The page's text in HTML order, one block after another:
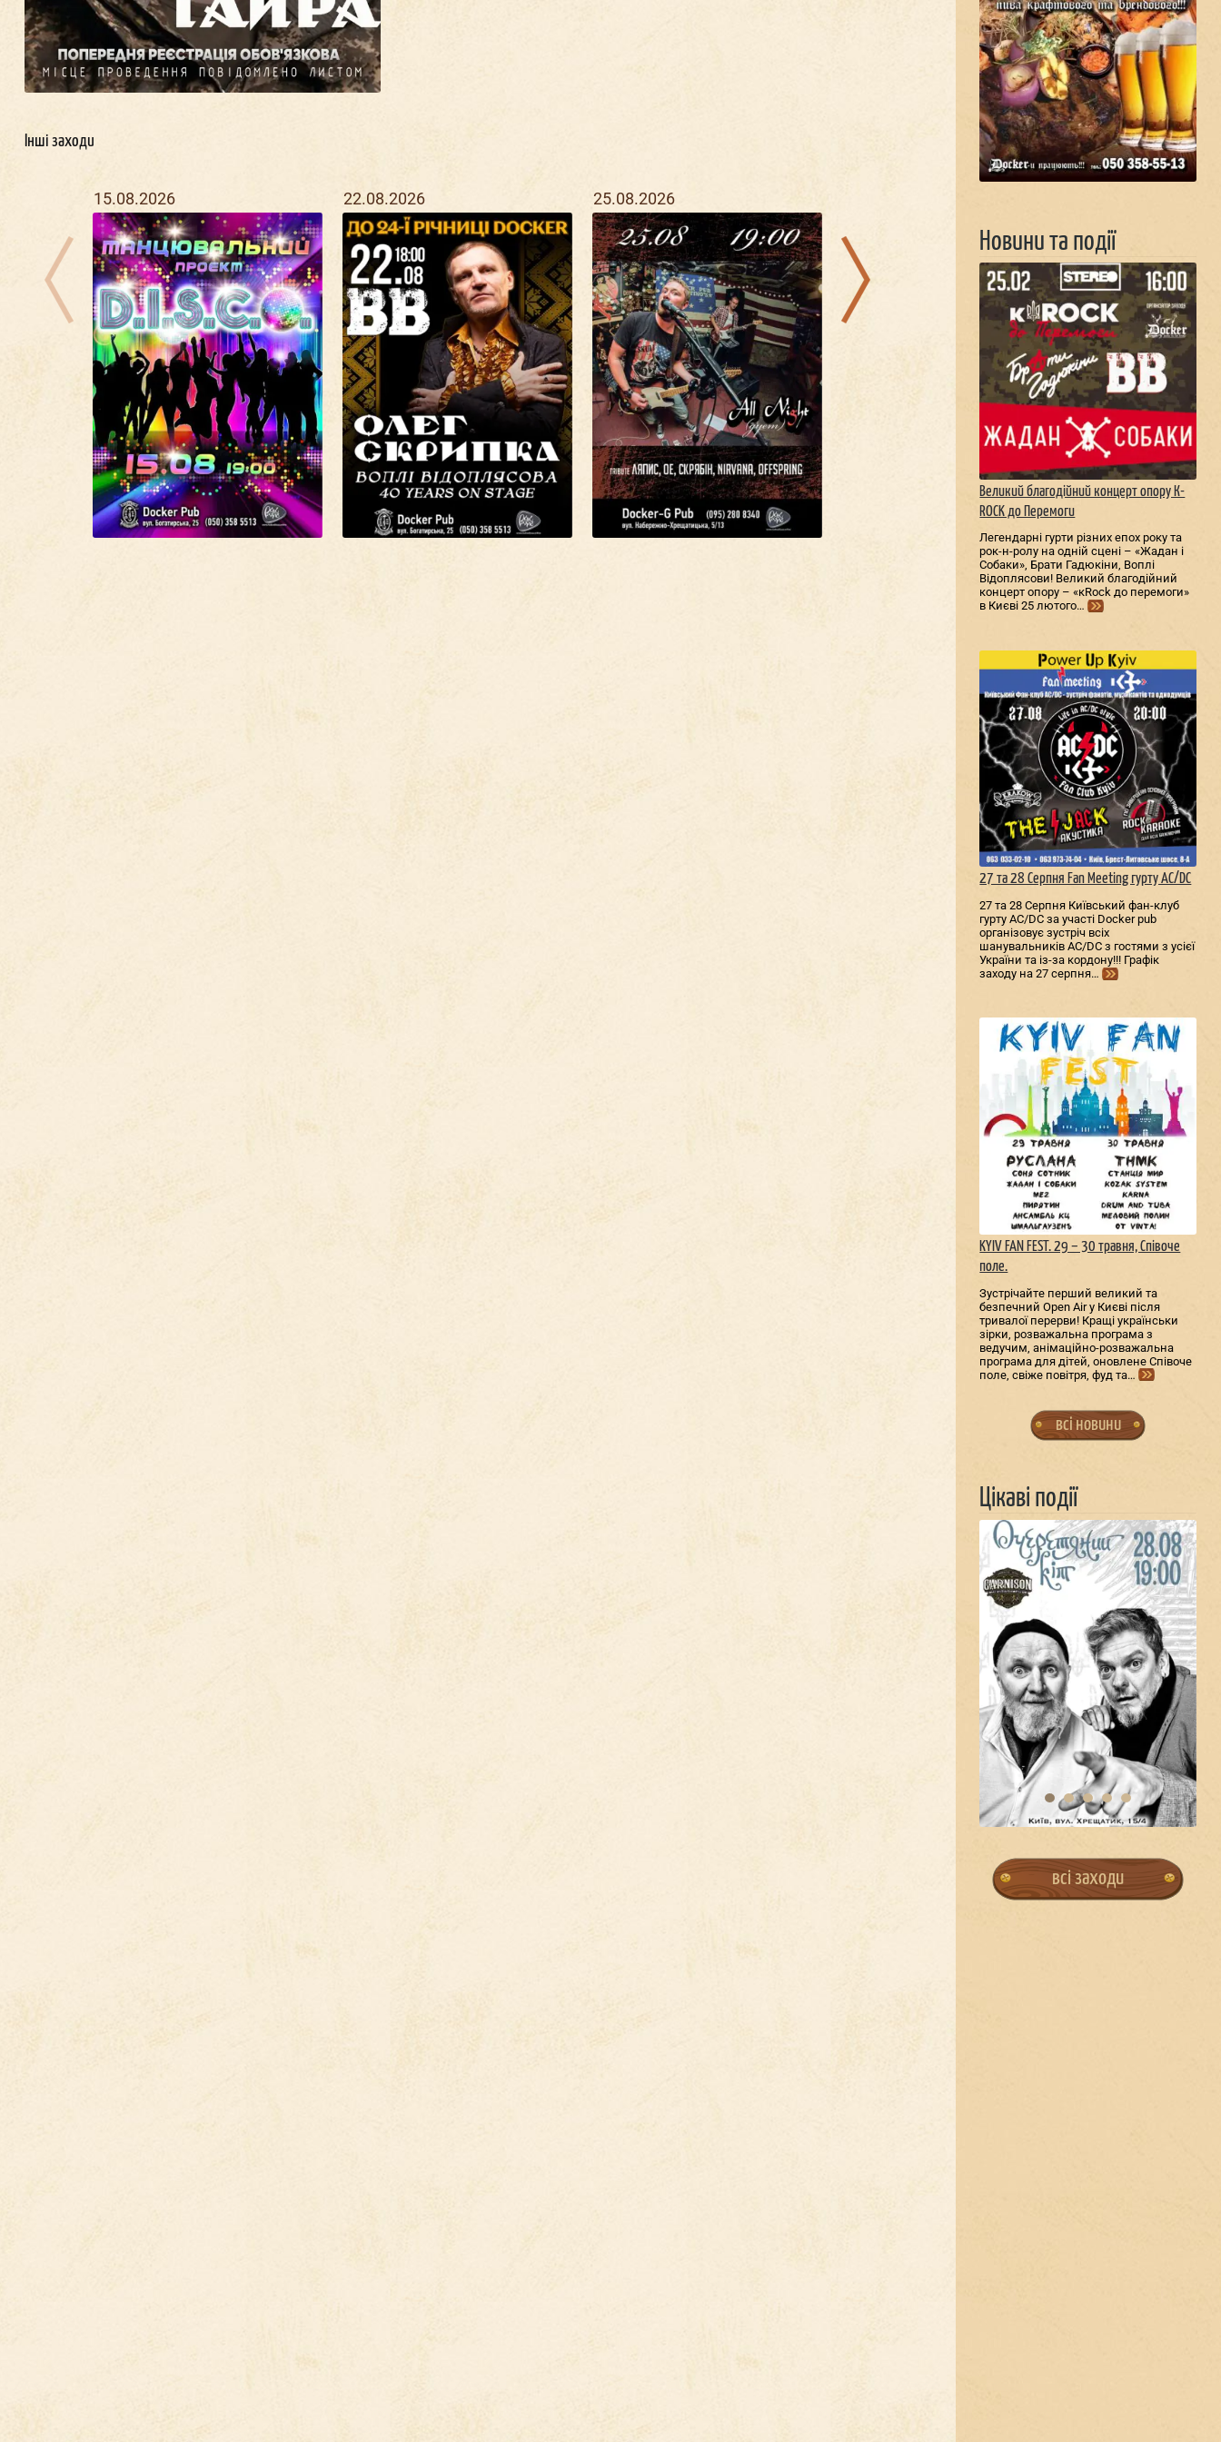
Інші заходи
15.08.2026 22.08.2026 25.08.2026
Новини та події
Великий благодійний концерт опору К-
ROCK до Перемоги
Легендарні гурти різних епох року та
рок-н-ролу на одній сцені – «Жадан і
Собаки», Брати Гадюкіни, Воплі
Відоплясови! Великий благодійний
концерт опору – «кRock до перемоги»
в Києві 25 лютого…
27 та 28 Серпня Fan Meeting гурту AC/DС
27 та 28 Серпня Київський фан-клуб
гурту AC/DС за участі Docker pub
організовує зустріч всіх
шанувальників AC/DС з гостями з усієї
України та із-за кордону!!! Графік
заходу на 27 серпня…
KYIV FAN FEST. 29 – 30 травня, Співоче
поле.
Зустрічайте перший великий та
безпечний Open Air у Києві після
тривалої перерви! Кращі українськи
зірки, розважальна програма з
ведучим, анімаційно-розважальна
програма для дітей, оновлене Співоче
поле, свіже повітря, фуд та…
всі новини
Цікаві події
всі заходи